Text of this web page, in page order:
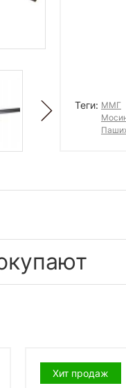
Теги: ММГ
Хит продаж